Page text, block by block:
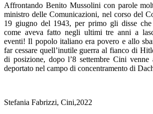
Affrontando Benito Mussolini con parole
ministro delle Comunicazioni, nel corso del
19 giugno del 1943, per primo gli disse che
come aveva fatto negli ultimi tre anni a
eventi! Il popolo italiano era povero e allo
far cessare quell’inutile guerra al fianco di
di posizione, dopo l’8 settembre Cini venne
deportato nel campo di concentramento di
Stefania Fabrizzi, Cini,2022